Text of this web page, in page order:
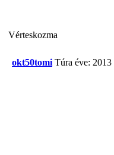
Vérteskozma
okt50tomi Túra éve: 2013